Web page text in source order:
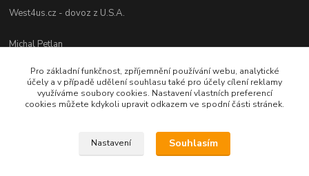
West4us.cz - dovoz z U.S.A.
Michal Petlan
(Po-Pá, 9-16h)
info@west4us.cz
Pro základní funkčnost, zpříjemnění používání webu, analytické
účely a v případě udělení souhlasu také pro účely cílení reklamy
využíváme soubory cookies. Nastavení vlastních preferencí
cookies můžete kdykoli upravit odkazem ve spodní části stránek.
Nastavení Souhlasím